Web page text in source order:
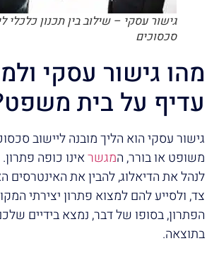
גישור עסקי – שילוב בין תכנון כלכלי
סכסוכים
מהו גישור עסקי
עדיף על בית
גישור עסקי הוא הליך מובנה ליישוב
משופט או בורר, המגשראינו כופה
לנהל את הדיאלוג, להבין את האינטרסים
צד, ולסייע להם למצוא פתרון יצירתי
הפתרון, בסופו של דבר, נמצא בידיים
בתוצאה.